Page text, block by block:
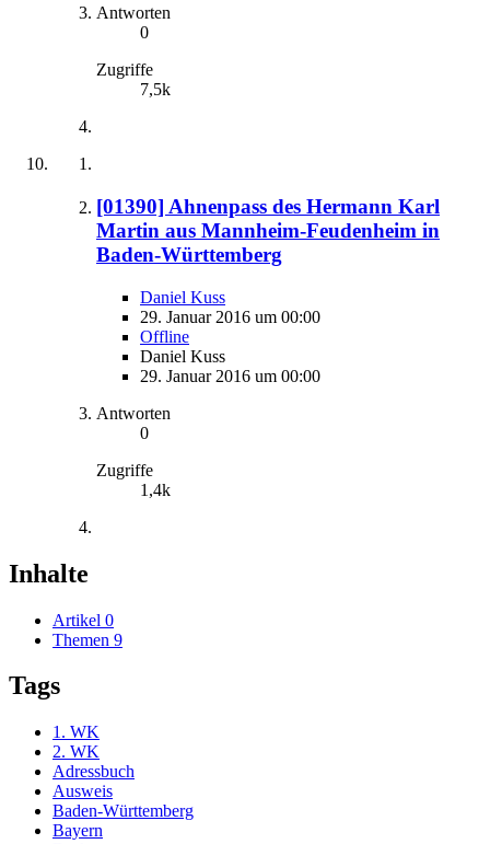
Antworten
0
Zugriffe
7,5k
[01390] Ahnenpass des Hermann Karl
Martin aus Mannheim-Feudenheim in
Baden-Württemberg
Daniel Kuss
29. Januar 2016 um 00:00
Offline
Daniel Kuss
29. Januar 2016 um 00:00
Antworten
0
Zugriffe
1,4k
Inhalte
Artikel 0
Themen 9
Tags
1. WK
2. WK
Adressbuch
Ausweis
Baden-Württemberg
Bayern